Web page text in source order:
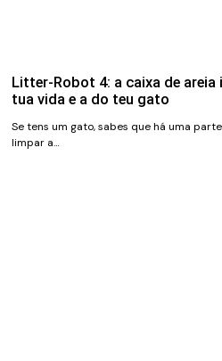
Litter-Robot 4: a caixa de
tua vida e a do teu gato
Se tens um gato, sabes que há uma
limpar a…